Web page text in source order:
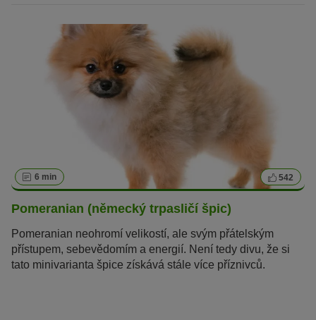
6 min 542
Pomeranian (německý trpasličí špic)
Pomeranian neohromí velikostí, ale svým přátelským
přístupem, sebevědomím a energií. Není tedy divu, že si
tato minivarianta špice získává stále více příznivců.